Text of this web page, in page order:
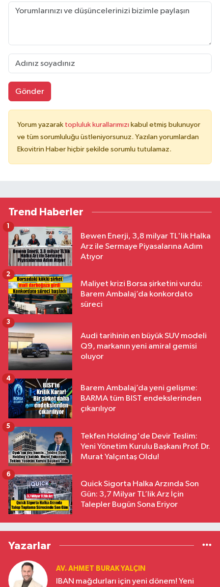
Gönder
Yorum yazarak topluluk kurallarımızı kabul etmiş bulunuyor
ve tüm sorumluluğu üstleniyorsunuz. Yazılan yorumlardan
Ekovitrin Haber hiçbir şekilde sorumlu tutulamaz.
Trend Haberler
Bewen Enerji, 3,8 milyar TL'lik Halka
Arz ile Sermaye Piyasalarına Adım
Atıyor
1
Maliyet krizi Borsa şirketini vurdu:
Barem Ambalaj’da konkordato
süreci
2
Audi tarihinin en büyük SUV modeli
Q9, markanın yeni amiral gemisi
oluyor
3
Barem Ambalaj’da yeni gelişme:
BARMA tüm BIST endekslerinden
çıkarılıyor
4
Tekfen Holding'de Devir Teslim:
Yeni Yönetim Kurulu Başkanı Prof. Dr.
Murat Yalçıntaş Oldu!
5
Quick Sigorta Halka Arzında Son
Gün: 3,7 Milyar TL’lik Arz İçin
Talepler Bugün Sona Eriyor
6
Yazarlar
AV. AHMET BURAK YALÇIN
IBAN mağdurları için yeni dönem! Yeni